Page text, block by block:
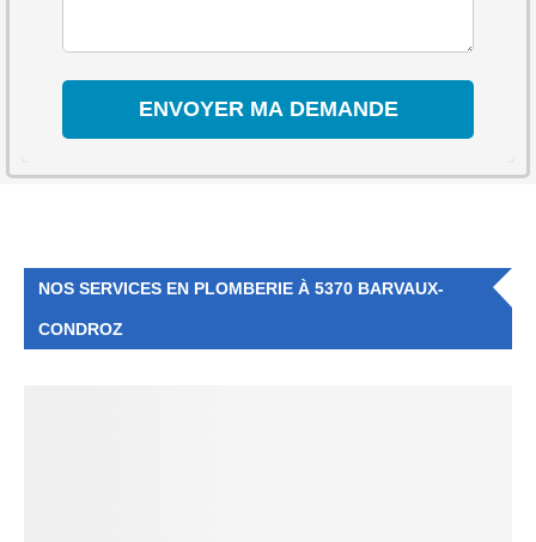
NOS SERVICES EN PLOMBERIE À 5370 BARVAUX-
CONDROZ